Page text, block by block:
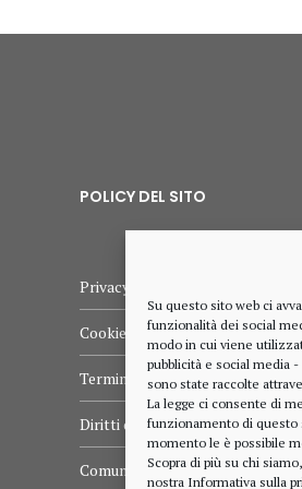
Su questo sito web ci
funzionalità dei social
modo in cui viene
pubblicità e social media
sono state raccolte
La legge ci consente di
funzionamento di questo
momento le è possibile
Scopra di più su chi
nostra Informativa sulla
POLICY DEL SITO
Privacy policy
Cookie policy
Termini e condizioni d’uso
Diritti dell’utente
Comunicazioni